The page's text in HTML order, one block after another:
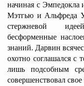
начиная с Эмпедокла
Мэтгью и Альфреда
стержневой
бесформенные
знаний. Дарвин
охотно соглашался с
лишь подсобным
совершенствовал